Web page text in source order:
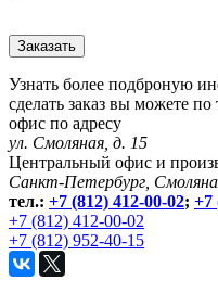
Узнать более подброную
сделать заказ вы можете
офис по адресу
ул. Смоляная, д. 15
Центральный офис и
Санкт-Петербург,
тел.: +7 (812) 412-00-02; +7
+7 (812) 412-00-02
+7 (812) 952-40-15